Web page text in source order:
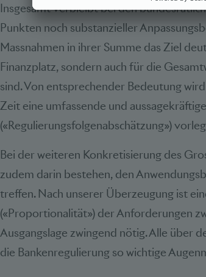
Insgesamt verbleibt bei den
Punkten noch substanzieller
Massnahmen in ihrer Summe das Ziel
Finanzplatz, sondern auch für die
sind. Von entsprechender Bedeutung
Zeit eine umfassende und
(«Regulierungsfolgenabschätzung»)
Bei der weiteren Konkretisierung des
zudem darin bestehen, den
treffen. Nach unserer Überzeugung ist
(«Proportionalität») der Anforderungen
Ausgangslage zwingend nötig. Alle über
die Bankenregulierung so wichtige